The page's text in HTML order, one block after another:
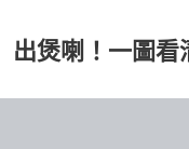
出煲喇！一圖